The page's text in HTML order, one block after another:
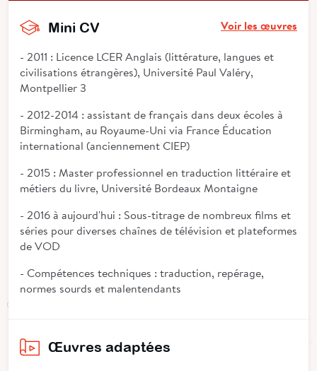
Mini CV Voir les œuvres
- 2011 : Licence LCER Anglais (littérature, langues et
civilisations étrangères), Université Paul Valéry,
Montpellier 3
- 2012-2014 : assistant de français dans deux écoles à
Birmingham, au Royaume-Uni via France Éducation
international (anciennement CIEP)
- 2015 : Master professionnel en traduction littéraire et
métiers du livre, Université Bordeaux Montaigne
- 2016 à aujourd'hui : Sous-titrage de nombreux films et
séries pour diverses chaînes de télévision et plateformes
de VOD
- Compétences techniques : traduction, repérage,
normes sourds et malentendants
Œuvres adaptées